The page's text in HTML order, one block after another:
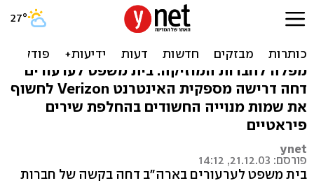
פסיקה: ספקים בארה"ב לא
חייבים לחשוף פרטי גולשים
מפלה לחברות המוזיקה. בית משפט לערעורים
דחה דרישה מספקית האינטרנט Verizon לחשוף
את שמות מנוייה החשודים בהחלפת שירים
פיראטיים
ynet
פורסם: 21.12.03, 14:12
בית משפט לערעורים בארה"ב דחה בקשה של חברות